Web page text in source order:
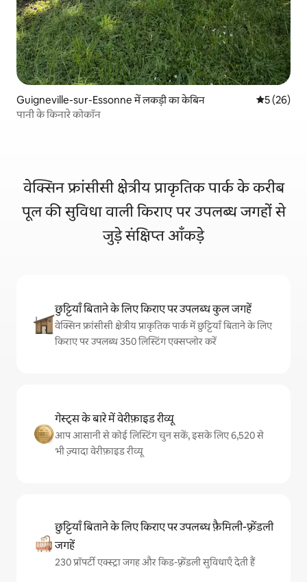
Guigneville-sur-Essonne में लकड़ी का केबिन औसत रेटिंग
5 (26)
पानी के किनारे कोकॉन
वेक्सिन फ्रांसीसी क्षेत्रीय प्राकृतिक पार्क के करीब
पूल की सुविधा वाली किराए पर उपलब्ध जगहों से
जुड़े संक्षिप्त आँकड़े
छुट्टियाँ बिताने के लिए किराए पर उपलब्ध कुल जगहें
वेक्सिन फ्रांसीसी क्षेत्रीय प्राकृतिक पार्क में छुट्टियाँ बिताने के लिए
किराए पर उपलब्ध 350 लिस्टिंग एक्सप्लोर करें
गेस्ट्स के बारे में वेरीफ़ाइड रीव्यू
आप आसानी से कोई लिस्टिंग चुन सकें, इसके लिए 6,520 से
भी ज़्यादा वेरीफ़ाइड रीव्यू
छुट्टियाँ बिताने के लिए किराए पर उपलब्ध फ़ैमिली-फ़्रेंडली
जगहें
230 प्रॉपर्टी एक्स्ट्रा जगह और किड-फ़्रेंडली सुविधाएँ देती हैं